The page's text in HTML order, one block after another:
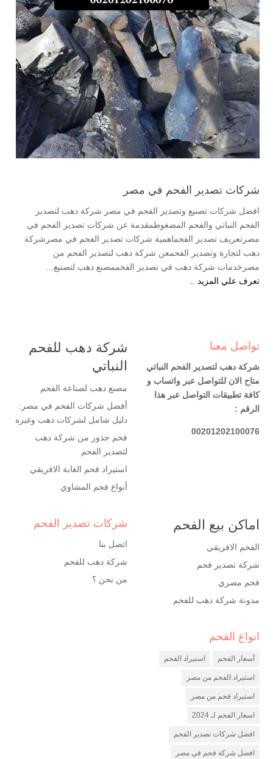
شركات تصدير الفحم في مصر
افضل شركات تصنيع وتصدير الفحم في مصر شركة دهب لتصدير
الفحم النباتي والفحم المضغوطمقدمة عن شركات تصدير الفحم في
مصرتعريف تصدير الفحماهمية شركات تصدير الفحم في مصرشركة
دهب لتجارة وتصدير الفحمعن شركة دهب لتصدير الفحم من
مصرخدمات شركة دهب في تصدير الفحممصنع دهب لتصنيع...
تعرف علي المزيد ..
تواصل معنا
شركة دهب لتصدير الفحم النباتي
متاح الان للتواصل عبر واتساب و
كافة تطبيقات التواصل عبر هذا
الرقم :
00201202100076
شركة دهب للفحم
النباتي
مصنع دهب لصناعة الفحم
أفضل شركات الفحم في مصر:
دليل شامل لشركات دهب وغيره
فحم جذور من شركة دهب
لتصدير الفحم
استيراد فحم الغابة الافريقي
أنواع فحم المشاوي
اماكن بيع الفحم
الفحم الافريقي
شركة تصدير فحم
فحم مصري
مدونة شركة دهب للفحم
شركات تصدير الفحم
اتصل بنا
شركة دهب للفحم
من نحن ؟
انواع الفحم
أسعار الفحم استيراد الفحم
استيراد الفحم من مصر
استيراد فحم من مصر
اسعار الفحم لـ 2024
افضل شركات تصدير الفحم
افضل شركة فحم في مصر